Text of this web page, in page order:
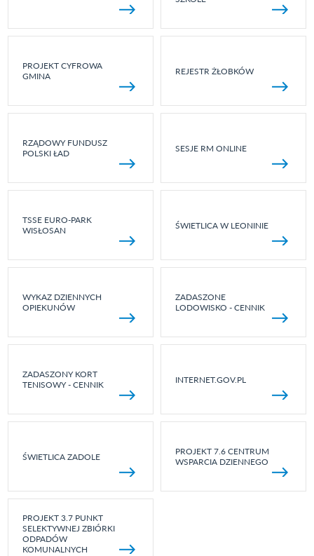
PROJEKT CYFROWA
GMINA
REJESTR ŻŁOBKÓW
RZĄDOWY FUNDUSZ
POLSKI ŁAD
SESJE RM ONLINE
TSSE EURO-PARK
WISŁOSAN
ŚWIETLICA W LEONINIE
WYKAZ DZIENNYCH
OPIEKUNÓW
ZADASZONE
LODOWISKO - CENNIK
ZADASZONY KORT
TENISOWY - CENNIK
INTERNET.GOV.PL
ŚWIETLICA ZADOLE
PROJEKT 7.6 CENTRUM
WSPARCIA DZIENNEGO
PROJEKT 3.7 PUNKT
SELEKTYWNEJ ZBIÓRKI
ODPADÓW
KOMUNALNYCH